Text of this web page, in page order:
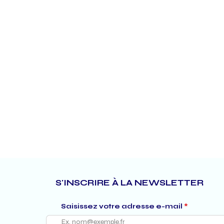
S'INSCRIRE À LA NEWSLETTER
Saisissez votre adresse e-mail